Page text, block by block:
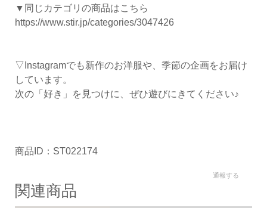
▼同じカテゴリの商品はこちら
https://www.stir.jp/categories/3047426
▽Instagramでも新作のお洋服や、季節の企画をお届け
しています。
次の「好き」を見つけに、ぜひ遊びにきてください♪
商品ID：ST022174
通報する
関連商品